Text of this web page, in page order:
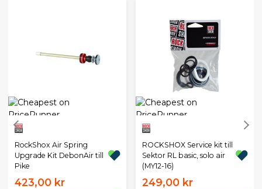
RockShox Air Spring
Upgrade Kit DebonAir till
Pike
423,00 kr
ROCKSHOX Service kit till
Sektor RL basic, solo air
(MY12-16)
249,00 kr